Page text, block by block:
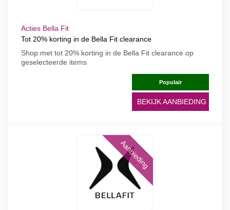
Acties Bella Fit
Tot 20% korting in de Bella Fit clearance
Shop met tot 20% korting in de Bella Fit clearance op
geselecteerde items
Populair
BEKIJK AANBIEDING
Aanbieding